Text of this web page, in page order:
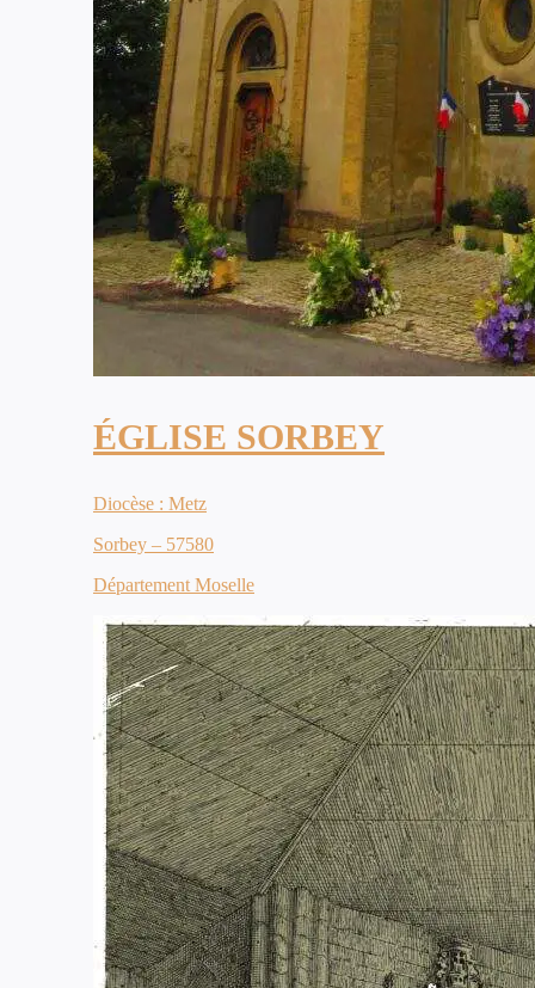
ÉGLISE SORBEY
Diocèse : Metz
Sorbey – 57580
Département Moselle